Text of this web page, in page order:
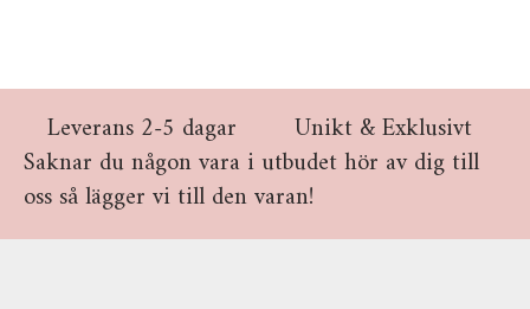
Leverans 2-5 dagar
Unikt & Exklusivt
Saknar du någon vara i utbudet hör av dig till
oss så lägger vi till den varan!